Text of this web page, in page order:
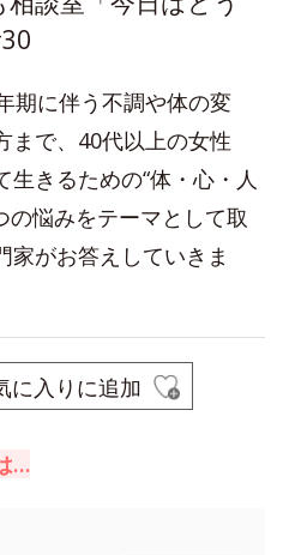
期に伴う不調や体の変
まで、40代以上の女性
きるための“体・心・人
の悩みをテーマとして取
家がお答えしていきま
に入りに追加
…